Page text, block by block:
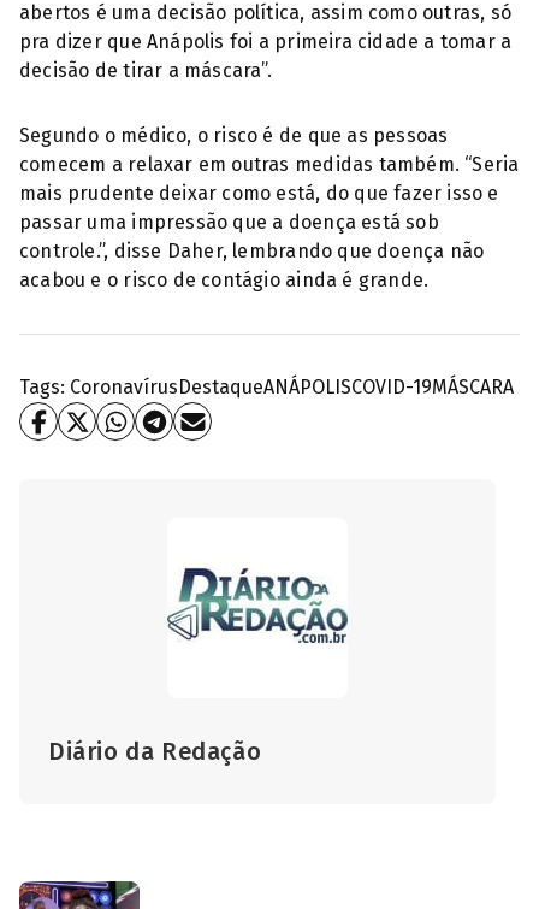
abertos é uma decisão política, assim como outras, só
pra dizer que Anápolis foi a primeira cidade a tomar a
decisão de tirar a máscara”.
Segundo o médico, o risco é de que as pessoas
comecem a relaxar em outras medidas também. “Seria
mais prudente deixar como está, do que fazer isso e
passar uma impressão que a doença está sob
controle.”, disse Daher, lembrando que doença não
acabou e o risco de contágio ainda é grande.
Tags: Coronavírus DestaqueANÁPOLISCOVID-19MÁSCARA
Diário da Redação